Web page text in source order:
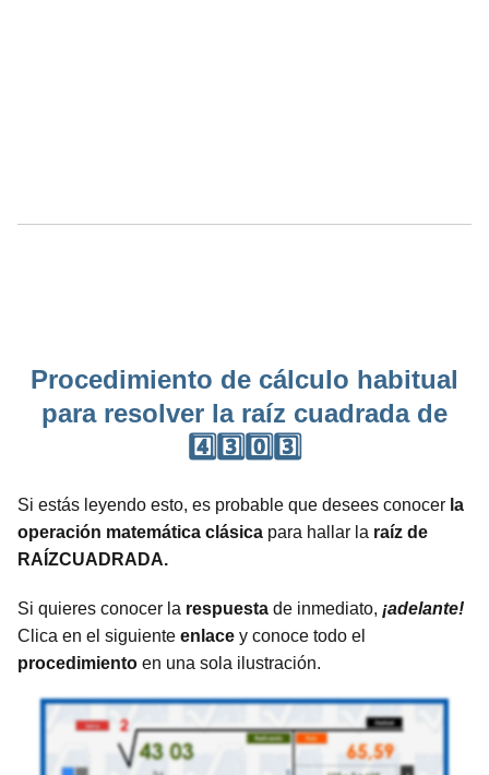
Procedimiento de cálculo habitual
para resolver la raíz cuadrada de
4️⃣3️⃣0️⃣3️⃣
Si estás leyendo esto, es probable que desees conocer la
operación matemática clásica para hallar la raíz de
RAÍZCUADRADA.
Si quieres conocer la respuesta de inmediato, ¡adelante!
Clica en el siguiente enlace y conoce todo el
procedimiento en una sola ilustración.